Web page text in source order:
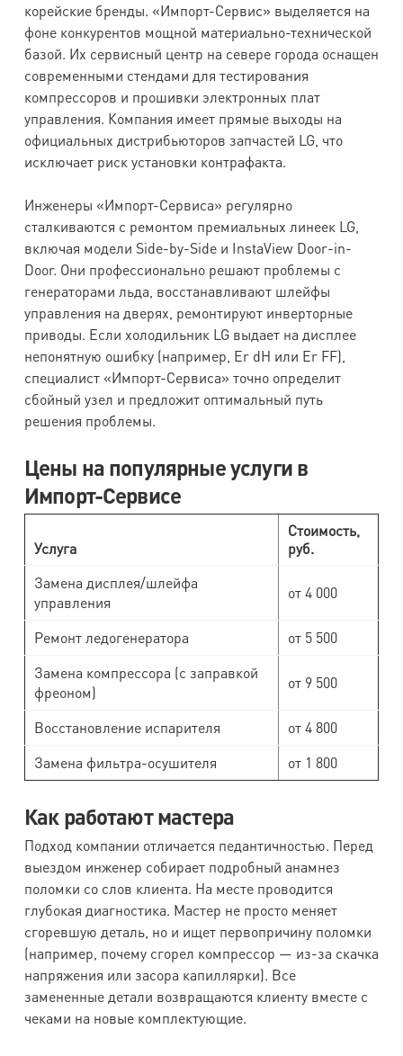
корейские бренды. «Импорт-Сервис» выделяется на
фоне конкурентов мощной материально-технической
базой. Их сервисный центр на севере города оснащен
современными стендами для тестирования
компрессоров и прошивки электронных плат
управления. Компания имеет прямые выходы на
официальных дистрибьюторов запчастей LG, что
исключает риск установки контрафакта.
Инженеры «Импорт-Сервиса» регулярно
сталкиваются с ремонтом премиальных линеек LG,
включая модели Side-by-Side и InstaView Door-in-
Door. Они профессионально решают проблемы с
генераторами льда, восстанавливают шлейфы
управления на дверях, ремонтируют инверторные
приводы. Если холодильник LG выдает на дисплее
непонятную ошибку (например, Er dH или Er FF),
специалист «Импорт-Сервиса» точно определит
сбойный узел и предложит оптимальный путь
решения проблемы.
Цены на популярные услуги в
Импорт-Сервисе
Услуга
Стоимость,
руб.
Замена дисплея/шлейфа
управления
от 4 000
Ремонт ледогенератора
от 5 500
Замена компрессора (с заправкой
фреоном)
от 9 500
Восстановление испарителя
от 4 800
Замена фильтра-осушителя
от 1 800
Как работают мастера
Подход компании отличается педантичностью. Перед
выездом инженер собирает подробный анамнез
поломки со слов клиента. На месте проводится
глубокая диагностика. Мастер не просто меняет
сгоревшую деталь, но и ищет первопричину поломки
(например, почему сгорел компрессор — из-за скачка
напряжения или засора капиллярки). Все
замененные детали возвращаются клиенту вместе с
чеками на новые комплектующие.